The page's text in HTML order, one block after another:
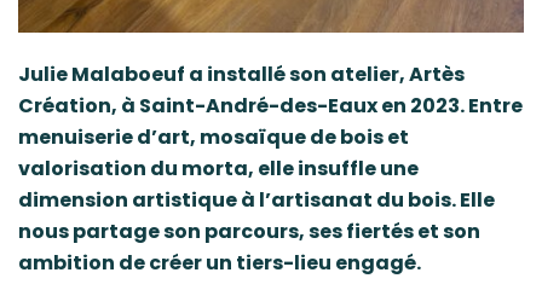
Julie Malaboeuf a installé son atelier, Artès
Création, à Saint-André-des-Eaux en 2023. Entre
menuiserie d’art, mosaïque de bois et
valorisation du morta, elle insuffle une
dimension artistique à l’artisanat du bois. Elle
nous partage son parcours, ses fiertés et son
ambition de créer un tiers-lieu engagé.